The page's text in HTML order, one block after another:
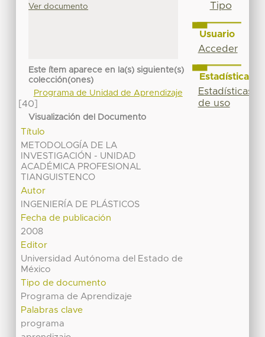
Ver documento
Este ítem aparece en la(s) siguiente(s)
colección(ones)
Programa de Unidad de Aprendizaje
[40]
Visualización del Documento
Título
METODOLOGÍA DE LA
INVESTIGACIÓN - UNIDAD
ACADÉMICA PROFESIONAL
TIANGUISTENCO
Autor
INGENIERÍA DE PLÁSTICOS
Fecha de publicación
2008
Editor
Universidad Autónoma del Estado de
México
Tipo de documento
Programa de Aprendizaje
Palabras clave
programa
Tipo
Usuario
Acceder
Estadísticas
Estadísticas
de uso